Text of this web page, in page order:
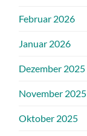
Februar 2026
Januar 2026
Dezember 2025
November 2025
Oktober 2025